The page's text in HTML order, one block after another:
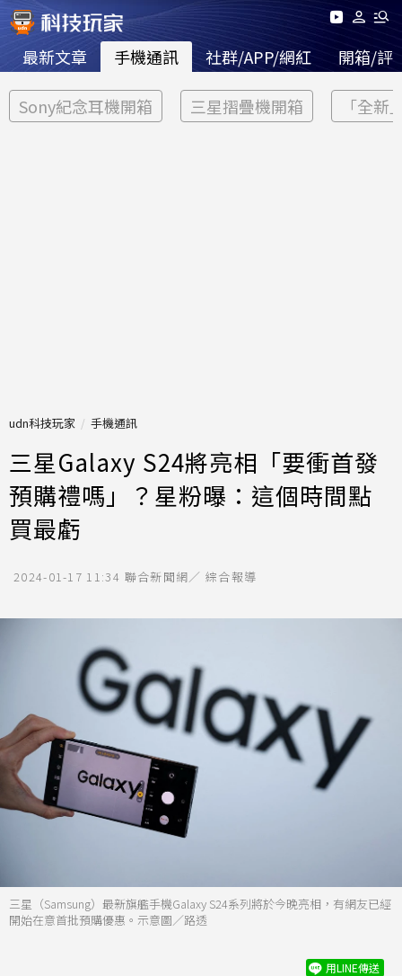
最新文章 手機通訊 社群/APP/網紅 開箱/評
Sony紀念耳機開箱 三星摺疊機開箱 「全新
udn科技玩家 手機通訊
三星Galaxy S24將亮相「要衝首發
預購禮嗎」？星粉曝：這個時間點
買最虧
2024-01-17 11:34 聯合新聞網／ 綜合報導
三星（Samsung）最新旗艦手機Galaxy S24系列將於今晚亮相，有網友已經
開始在意首批預購優惠。示意圖／路透
用LINE傳送